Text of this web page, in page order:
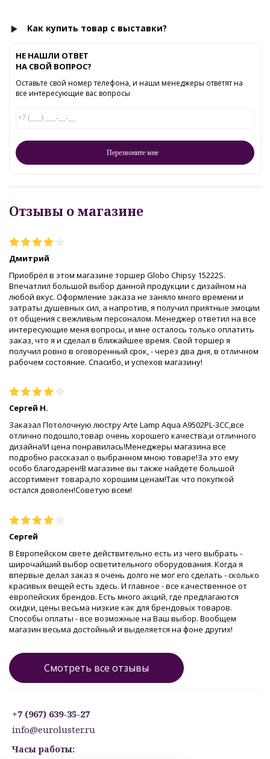
Как купить товар с выставки?
НЕ НАШЛИ ОТВЕТ
НА СВОЙ ВОПРОС?
Оставьте свой номер телефона, и наши менеджеры ответят на
все интересующие вас вопросы
Отзывы о магазине
Дмитрий
Приобрёл в этом магазине торшер Globo Chipsy 15222S.
Впечатлил большой выбор данной продукции с дизайном на
любой вкус. Оформление заказа не заняло много времени и
затраты душевных сил, а напротив, я получил приятные эмоции
от общения с вежливым персоналом. Менеджер ответил на все
интересующие меня вопросы, и мне осталось только оплатить
заказ, что я и сделал в ближайшее время. Свой торшер я
получил ровно в оговоренный срок, - через два дня, в отличном
рабочем состояние. Спасибо, и успехов магазину!
Сергей Н.
Заказал Потолочную люстру Arte Lamp Aqua A9502PL-3CC,все
отлично подошло,товар очень хорошего качества,и отличного
дизайна!И цена понравилась!Менеджеры магазина все
подробно рассказал о выбранном мною товаре!За это ему
особо благодарен!В магазине вы также найдете большой
ассортимент товара,по хорошим ценам!Так что покупкой
остался доволен!Советую всем!
Сергей
В Европейском свете действительно есть из чего выбрать -
широчайший выбор осветительного оборудования. Когда я
впервые делал заказ я очень долго не мог его сделать - сколько
красивых вещей есть здесь. И главное - все качественное от
европейских брендов. Есть много акций, где предлагаются
скидки, цены весьма низкие как для брендовых товаров.
Способы оплаты - все возможные на Ваш выбор. Вообщем
магазин весьма достойный и выделяется на фоне других!
Смотреть все отзывы
+7 (967) 639-35-27
info@euroluster.ru
Часы работы: